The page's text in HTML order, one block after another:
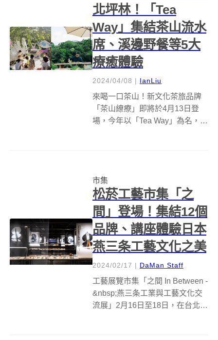
北坪林！「Tea
Way」集結茶山流水
席、溪邊野餐等5大
療癒體驗
2024/04/08 | IanLiu
來喝一口茶山！新文化茶旅品牌
「茶山繚療」即將於4月13日登
場，今年以「Tea Way」為名，串
活、各種藝術探索、療癒放鬆的
工作...
市集
松菸工藝市集「之
間」登場！集結12個
品牌、講座體驗日本
燕三条工藝文化之美
2024/02/17 | DaMan Staff
工藝展覽市集「之間 In Between -
&nbsp;燕三条工業與工藝文化交
流展」2月16日至18日，在台北松